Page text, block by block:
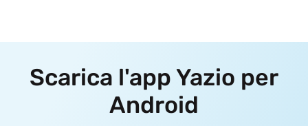
Scarica l'app Yazio per
Android